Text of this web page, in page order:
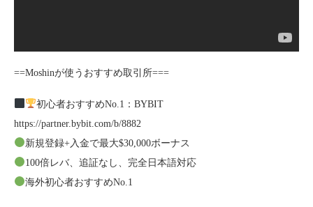
==Moshinが使うおすすめ取引所===
初心者おすすめNo.1：BYBIT
https://partner.bybit.com/b/8882
新規登録+入金で最大$30,000ボーナス
100倍レバ、追証なし、完全日本語対応
海外初心者おすすめNo.1